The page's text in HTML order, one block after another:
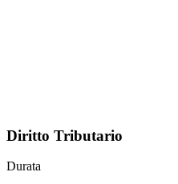
Diritto Tributario
Durata